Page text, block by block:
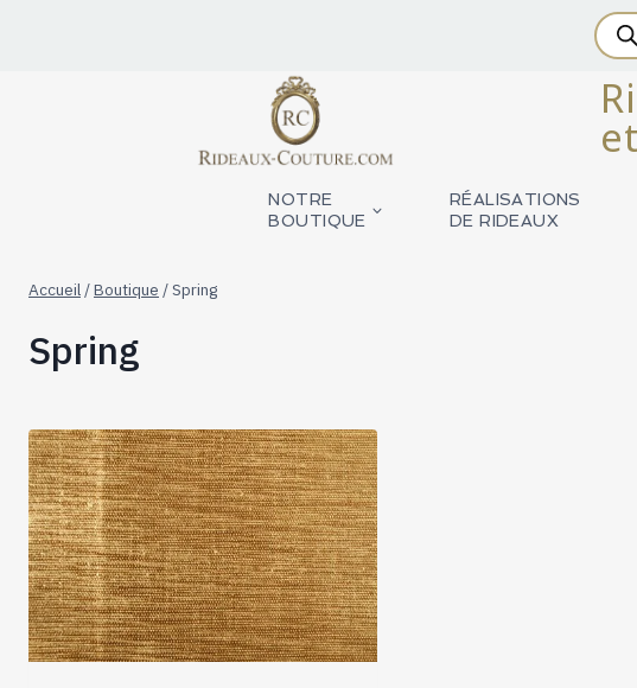
de
NOTRE
BOUTIQUE
RÉALISATIONS
DE RIDEAUX
Accueil /Boutique /Spring
Spring